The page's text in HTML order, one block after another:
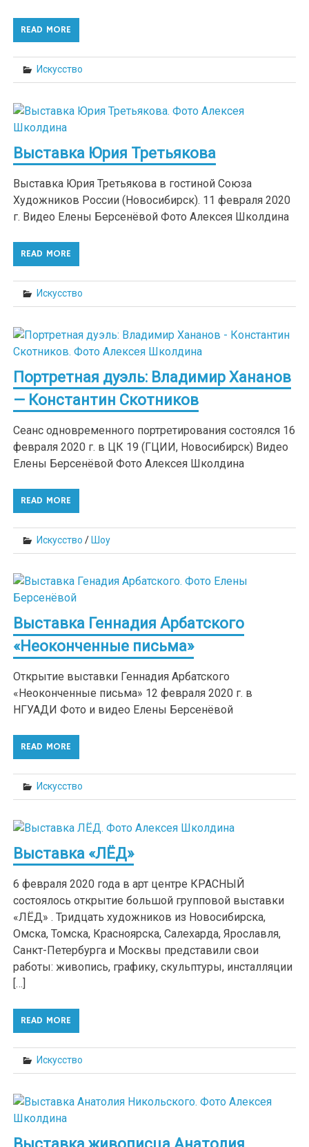
READ MORE
Искусство
Выставка Юрия Третьякова
Выставка Юрия Третьякова в гостиной Союза
Художников России (Новосибирск). 11 февраля 2020
г. Видео Елены Берсенёвой Фото Алексея Школдина
READ MORE
Искусство
Портретная дуэль: Владимир Хананов
— Константин Скотников
Сеанс одновременного портретирования состоялся 16
февраля 2020 г. в ЦК 19 (ГЦИИ, Новосибирск) Видео
Елены Берсенёвой Фото Алексея Школдина
READ MORE
Искусство /Шоу
Выставка Геннадия Арбатского
«Неоконченные письма»
Открытие выставки Геннадия Арбатского
«Неоконченные письма» 12 февраля 2020 г. в
НГУАДИ Фото и видео Елены Берсенёвой
READ MORE
Искусство
Выставка «ЛЁД»
6 февраля 2020 года в арт центре КРАСНЫЙ
состоялось открытие большой групповой выставки
«ЛЁД» . Тридцать художников из Новосибирска,
Омска, Томска, Красноярска, Салехарда, Ярославля,
Санкт-Петербурга и Москвы представили свои
работы: живопись, графику, скульптуры, инсталляции
[…]
READ MORE
Искусство